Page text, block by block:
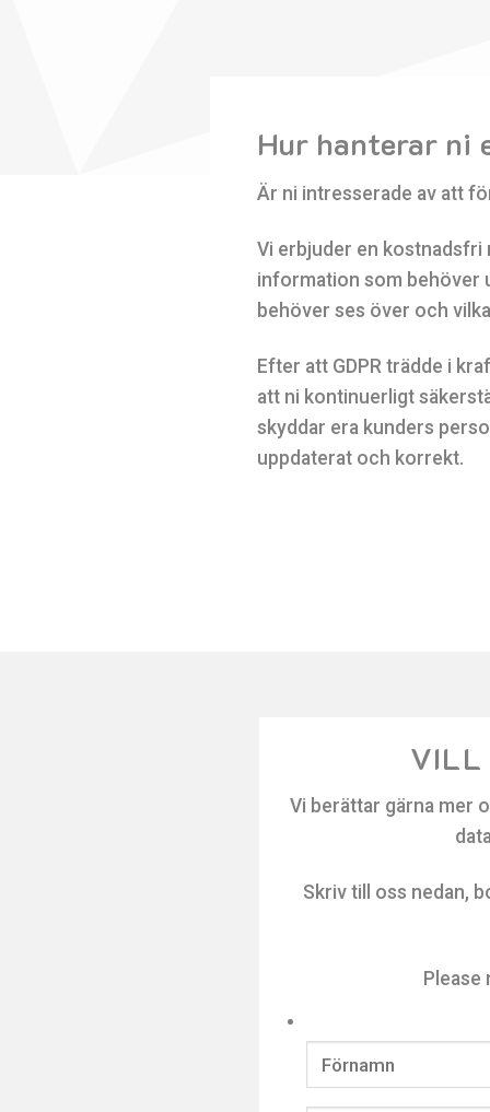
Hur hanterar ni
Är ni intresserade av att
Vi erbjuder en kostnadsfri
information som behöver
behöver ses över och
Efter att GDPR trädde i
att ni kontinuerligt
skyddar era kunders
uppdaterat och korrekt.
VILL
Vi berättar gärna mer
Skriv till oss nedan,
Please